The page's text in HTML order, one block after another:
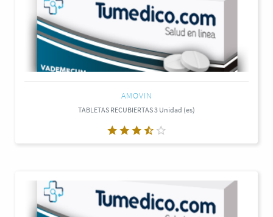
AMOVIN
TABLETAS RECUBIERTAS 3 Unidad (es)